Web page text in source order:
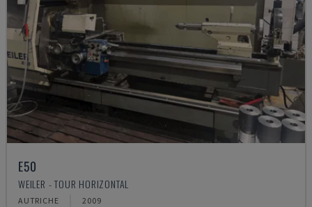
E50
WEILER - TOUR HORIZONTAL
AUTRICHE 2009